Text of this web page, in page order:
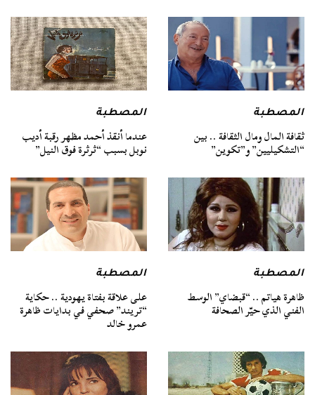
المصطبة
ثقافة المال ومال الثقافة .. بين
“التشكيليين” و”تكوين”
المصطبة
عندما أنقذ أحمد مظهر رقبة أديب
نوبل بسبب “ثرثرة فوق النيل”
المصطبة
ظاهرة هياتم .. “قبضاي” الوسط
الفني الذي حيّر الصحافة
المصطبة
على علاقة بفتاة يهودية .. حكاية
“تريند” صحفي في بدايات ظاهرة
عمرو خالد